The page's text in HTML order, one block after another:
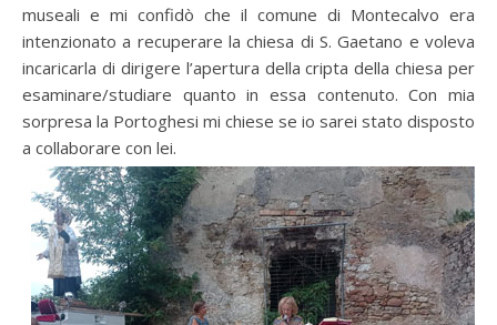
museali e mi confidò che il comune di Montecalvo era
intenzionato a recuperare la chiesa di S. Gaetano e voleva
incaricarla di dirigere l’apertura della cripta della chiesa per
esaminare/studiare quanto in essa contenuto. Con mia
sorpresa la Portoghesi mi chiese se io sarei stato disposto
a collaborare con lei.